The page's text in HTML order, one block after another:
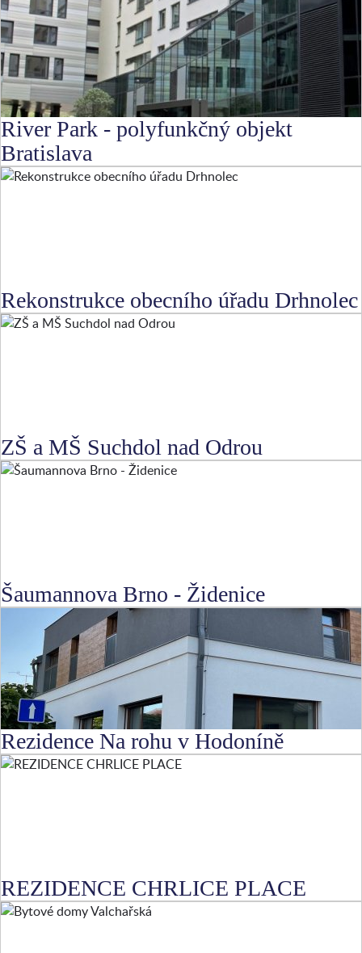
River Park - polyfunkčný objekt
Bratislava
Rekonstrukce obecního úřadu Drhnolec
ZŠ a MŠ Suchdol nad Odrou
Šaumannova Brno - Židenice
Rezidence Na rohu v Hodoníně
REZIDENCE CHRLICE PLACE